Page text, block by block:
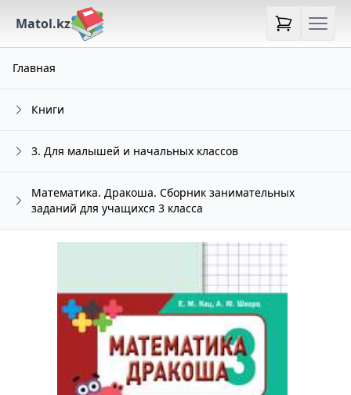
Matol.kz
Главная
Книги
3. Для малышей и начальных классов
Математика. Дракоша. Сборник занимательных
заданий для учащихся 3 класса